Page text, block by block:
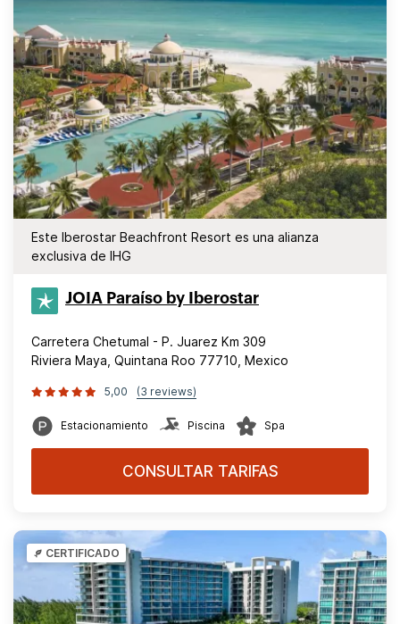
Este Iberostar Beachfront Resort es una alianza
exclusiva de IHG
JOIA Paraíso by Iberostar
Carretera Chetumal - P. Juarez Km 309
Riviera Maya, Quintana Roo 77710, Mexico
5,00 (3 reviews)
Estacionamiento Piscina Spa
CONSULTAR TARIFAS
CERTIFICADO